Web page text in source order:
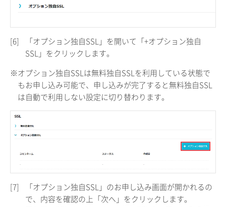
[6]
「オプション独自SSL」を開いて「+オプション独自
SSL」をクリックします。
※オプション独自SSLは無料独自SSLを利用している状態で
もお申し込み可能で、申し込みが完了すると無料独自SSL
は自動で利用しない設定に切り替わります。
[7]
「オプション独自SSL」のお申し込み画面が開かれるの
で、内容を確認の上「次へ」をクリックします。